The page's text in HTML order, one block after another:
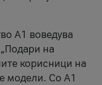
А1 воведува
на
корисници на
модели. Со A1